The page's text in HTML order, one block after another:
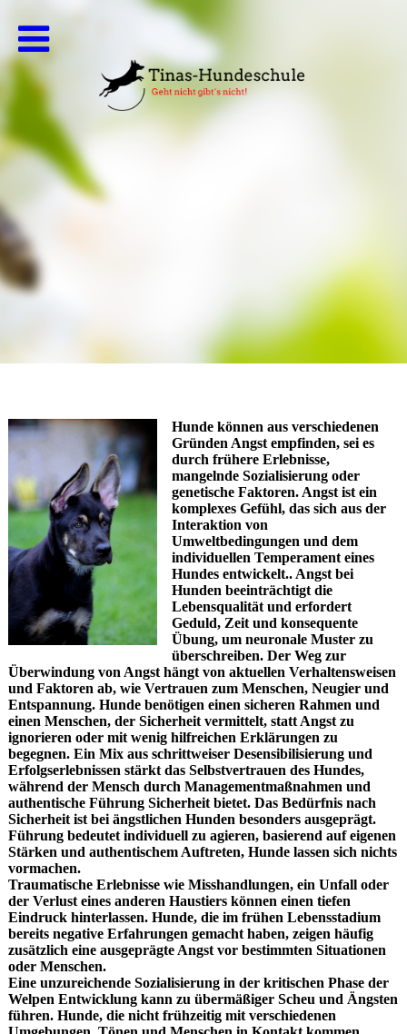
Hunde können aus verschiedenen
Gründen Angst empfinden, sei es
durch frühere Erlebnisse,
mangelnde Sozialisierung oder
genetische Faktoren. Angst ist ein
komplexes Gefühl, das sich aus der
Interaktion von
Umweltbedingungen und dem
individuellen Temperament eines
Hundes entwickelt.. Angst bei
Hunden beeinträchtigt die
Lebensqualität und erfordert
Geduld, Zeit und konsequente
Übung, um neuronale Muster zu
überschreiben. Der Weg zur
Überwindung von Angst hängt von aktuellen Verhaltensweisen
und Faktoren ab, wie Vertrauen zum Menschen, Neugier und
Entspannung. Hunde benötigen einen sicheren Rahmen und
einen Menschen, der Sicherheit vermittelt, statt Angst zu
ignorieren oder mit wenig hilfreichen Erklärungen zu
begegnen. Ein Mix aus schrittweiser Desensibilisierung und
Erfolgserlebnissen stärkt das Selbstvertrauen des Hundes,
während der Mensch durch Managementmaßnahmen und
authentische Führung Sicherheit bietet. Das Bedürfnis nach
Sicherheit ist bei ängstlichen Hunden besonders ausgeprägt.
Führung bedeutet individuell zu agieren, basierend auf eigenen
Stärken und authentischem Auftreten, Hunde lassen sich nichts
vormachen.
Traumatische Erlebnisse wie Misshandlungen, ein Unfall oder
der Verlust eines anderen Haustiers können einen tiefen
Eindruck hinterlassen. Hunde, die im frühen Lebensstadium
bereits negative Erfahrungen gemacht haben, zeigen häufig
zusätzlich eine ausgeprägte Angst vor bestimmten Situationen
oder Menschen.
Eine unzureichende Sozialisierung in der kritischen Phase der
Welpen Entwicklung kann zu übermäßiger Scheu und Ängsten
führen. Hunde, die nicht frühzeitig mit verschiedenen